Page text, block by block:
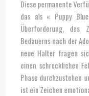
Diese permanente
das als « Puppy
Überforderung, des
Bedauerns nach der
neue Halter fragen
einen schrecklichen
Phase durchzustehen
ist ein Zeichen